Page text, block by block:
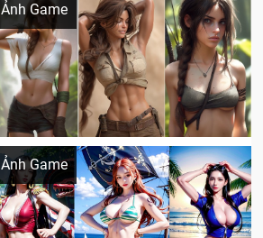
Ảnh Game
Ảnh Game
Khi AI Cosplay gái đẹp One Piece